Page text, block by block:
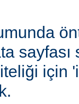
sayfası
için